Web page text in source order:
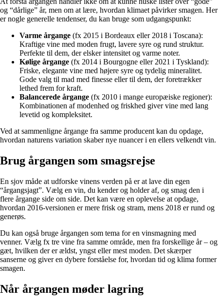
og “dårlige” år, men om at lære, hvordan klimaet påvirker smagen. Her
er nogle generelle tendenser, du kan bruge som udgangspunkt:
Varme årgange (fx 2015 i Bordeaux eller 2018 i Toscana):
Kraftige vine med moden frugt, lavere syre og rund struktur.
Perfekte til dem, der elsker intensitet og varme noter.
Kølige årgange (fx 2014 i Bourgogne eller 2021 i Tyskland):
Friske, elegante vine med højere syre og tydelig mineralitet.
Gode valg til mad med finesse eller til dem, der foretrækker
lethed frem for kraft.
Balancerede årgange (fx 2010 i mange europæiske regioner):
Kombinationen af modenhed og friskhed giver vine med lang
levetid og kompleksitet.
Ved at sammenligne årgange fra samme producent kan du opdage,
hvordan naturens variation skaber nye nuancer i en ellers velkendt vin.
Brug årgangen som smagsrejse
En sjov måde at udforske vinens verden på er at lave din egen
“årgangsjagt”. Vælg en vin, du kender og holder af, og smag den i
flere årgange side om side. Det kan være en oplevelse at opdage,
hvordan 2016-versionen er mere frisk og stram, mens 2018 er rund og
generøs.
Du kan også bruge årgangen som tema for en vinsmagning med
venner. Vælg fx tre vine fra samme område, men fra forskellige år – og
gæt, hvilken der er ældst, yngst eller mest moden. Det skærper
sanserne og giver en dybere forståelse for, hvordan tid og klima former
smagen.
Når årgangen møder lagring